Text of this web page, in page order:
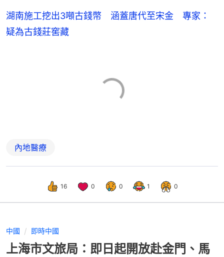
湖南施工挖出3噸古錢幣 涵蓋唐代至宋金 專家：
疑為古錢莊窖藏
內地醫療
16 0 0 1 0
中國 即時中國
上海市文旅局：即日起開放赴金門、馬